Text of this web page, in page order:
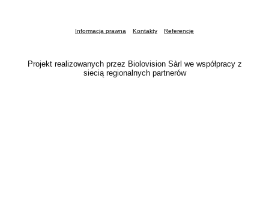
Informacja prawna Kontakty Referencje
Projekt realizowanych przez Biolovision Sàrl we współpracy z
siecią regionalnych partnerów